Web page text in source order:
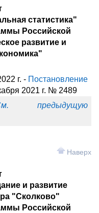
статистика"
Российской
развитие и
г. - Постановление
2021 г. № 2489
предыдущую
и развитие
"Сколково"
Российской
Наверх